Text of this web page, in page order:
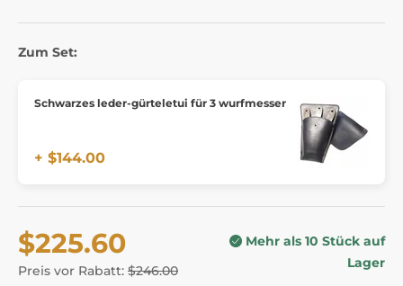
Zum Set:
Schwarzes leder-gürteletui für 3 wurfmesser
+ $144.00
$225.60
Preis vor Rabatt: $246.00
Mehr als 10 Stück auf
Lager